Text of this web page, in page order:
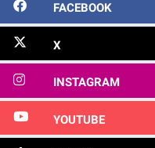
FACEBOOK
X
INSTAGRAM
YOUTUBE